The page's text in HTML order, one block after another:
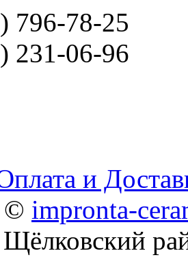
796-78-25
231-06-96
и
© impronta-